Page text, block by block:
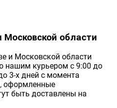
области
и Московской области
нашим курьером с 9:00 до
3-х дней с момента
оформленные
быть доставлены на